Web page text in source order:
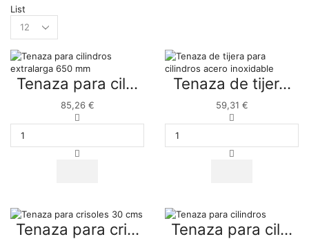
List
Tenaza para cil...
85,26 €
Tenaza de tijer...
59,31 €
Tenaza para cri... Tenaza para cil...